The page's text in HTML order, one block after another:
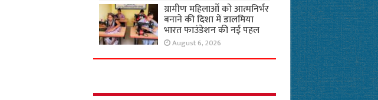
ग्रामीण महिलाओं को आत्मनिर्भर
बनाने की दिशा में डालमिया
भारत फाउंडेशन की नई पहल
August 6, 2026